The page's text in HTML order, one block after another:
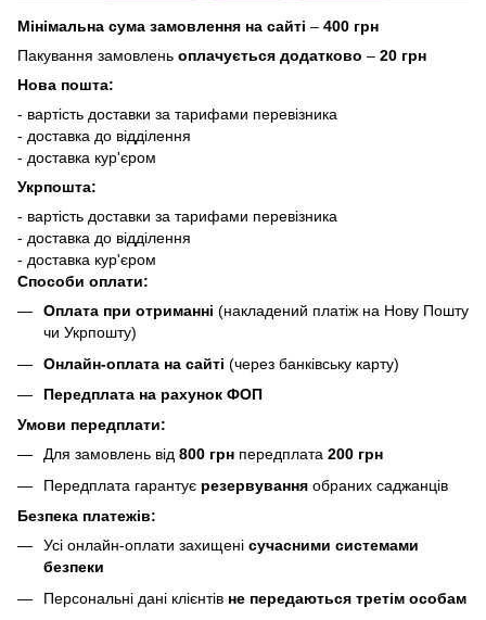
Мінімальна сума замовлення на сайті – 400 грн
Пакування замовлень оплачується додатково – 20 грн
Нова пошта:
- вартість доставки за тарифами перевізника
- доставка до відділення
- доставка кур'єром
Укрпошта:
- вартість доставки за тарифами перевізника
- доставка до відділення
- доставка кур'єром
Способи оплати:
Оплата при отриманні (накладений платіж на Нову Пошту
чи Укрпошту)
Онлайн-оплата на сайті (через банківську карту)
Передплата на рахунок ФОП
Умови передплати:
Для замовлень від 800 грн передплата 200 грн
Передплата гарантує резервування обраних саджанців
Безпека платежів:
Усі онлайн-оплати захищені сучасними системами
безпеки
Персональні дані клієнтів не передаються третім особам